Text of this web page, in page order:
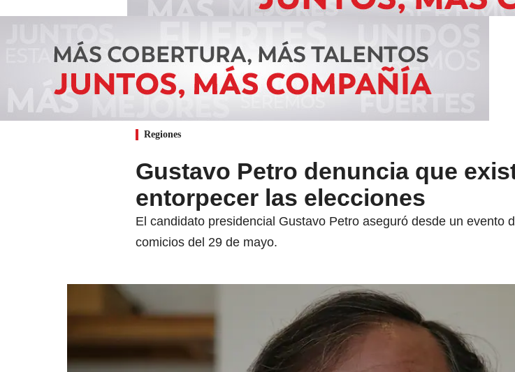
Regiones
Gustavo Petro denuncia que
entorpecer las elecciones
El candidato presidencial Gustavo Petro aseguró desde un
comicios del 29 de mayo.